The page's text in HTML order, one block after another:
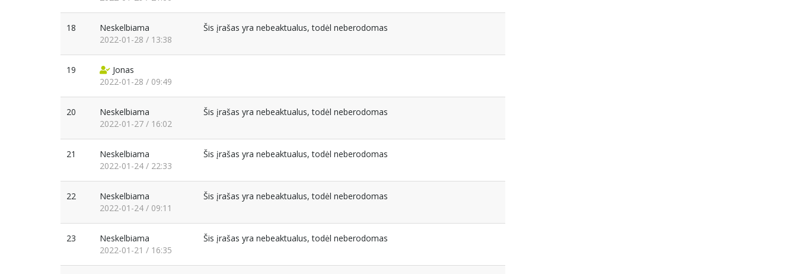
18
Neskelbiama
2022-01-28 / 13:38
Šis įrašas yra nebeaktualus, todėl neberodomas
19
Jonas
2022-01-28 / 09:49
20
Neskelbiama
2022-01-27 / 16:02
Šis įrašas yra nebeaktualus, todėl neberodomas
21
Neskelbiama
2022-01-24 / 22:33
Šis įrašas yra nebeaktualus, todėl neberodomas
22
Neskelbiama
2022-01-24 / 09:11
Šis įrašas yra nebeaktualus, todėl neberodomas
23
Neskelbiama
2022-01-21 / 16:35
Šis įrašas yra nebeaktualus, todėl neberodomas